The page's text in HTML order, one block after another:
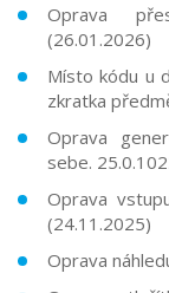
Oprava
(26.01.2026)
Místo kódu u
zkratka
Oprava
sebe.
Oprava
(24.11.2025)
Oprava